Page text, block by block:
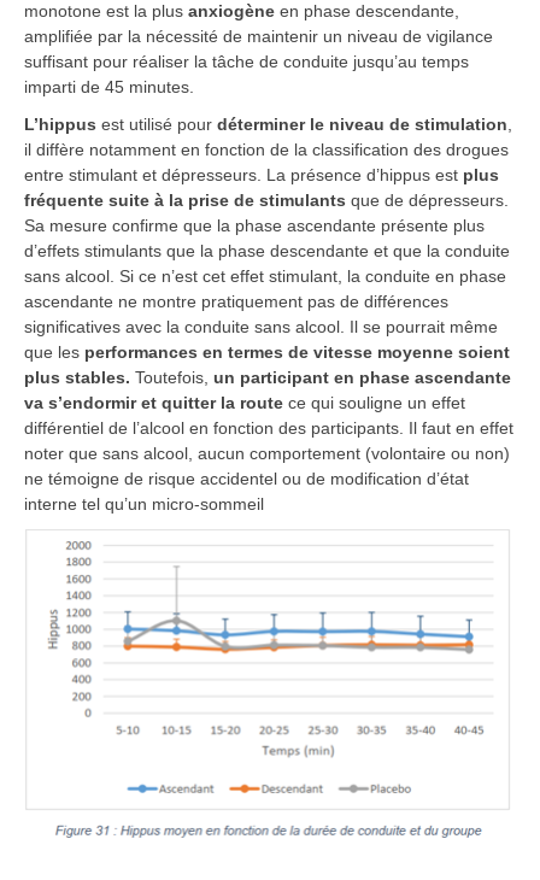
monotone est la plus anxiogène en phase descendante,
amplifiée par la nécessité de maintenir un niveau de vigilance
suffisant pour réaliser la tâche de conduite jusqu’au temps
imparti de 45 minutes.
L’hippus est utilisé pour déterminer le niveau de stimulation
il diffère notamment en fonction de la classification des drogues
entre stimulant et dépresseurs. La présence d’hippus est plus
fréquente suite à la prise de stimulants que de dépresseurs.
Sa mesure confirme que la phase ascendante présente plus
d’effets stimulants que la phase descendante et que la conduite
sans alcool. Si ce n’est cet effet stimulant, la conduite en phase
ascendante ne montre pratiquement pas de différences
significatives avec la conduite sans alcool. Il se pourrait même
que les performances en termes de vitesse moyenne soient
plus stables. Toutefois, un participant en phase ascendante
va s’endormir et quitter la route ce qui souligne un effet
différentiel de l’alcool en fonction des participants. Il faut en effet
noter que sans alcool, aucun comportement (volontaire ou non)
ne témoigne de risque accidentel ou de modification d’état
interne tel qu’un micro-sommeil